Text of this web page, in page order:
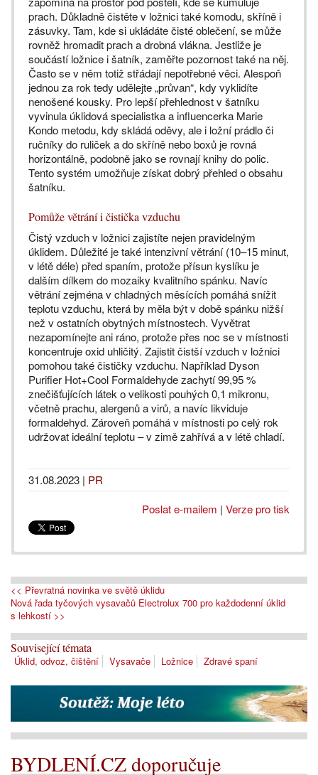
prach. Důkladně čistěte v ložnici také komodu, skříně i
zásuvky. Tam, kde si ukládáte čisté oblečení, se může
rovněž hromadit prach a drobná vlákna. Jestliže je
součástí ložnice i šatník, zaměřte pozornost také na něj.
Často se v něm totiž střádají nepotřebné věci. Alespoň
jednou za rok tedy udělejte „průvan“, kdy vyklidíte
nenošené kousky. Pro lepší přehlednost v šatníku
vyvinula úklidová specialistka a influencerka Marie
Kondo metodu, kdy skládá oděvy, ale i ložní prádlo či
ručníky do ruliček a do skříně nebo boxů je rovná
horizontálně, podobně jako se rovnají knihy do polic.
Tento systém umožňuje získat dobrý přehled o obsahu
šatníku.
Pomůže větrání i čistička vzduchu
Čistý vzduch v ložnici zajistíte nejen pravidelným
úklidem. Důležité je také intenzivní větrání (10–15 minut,
v létě déle) před spaním, protože přísun kyslíku je
dalším dílkem do mozaiky kvalitního spánku. Navíc
větrání zejména v chladných měsících pomáhá snížit
teplotu vzduchu, která by měla být v době spánku nižší
než v ostatních obytných místnostech. Vyvětrat
nezapomínejte ani ráno, protože přes noc se v místnosti
koncentruje oxid uhličitý. Zajistit čistší vzduch v ložnici
pomohou také čističky vzduchu. Například Dyson
Purifier Hot+Cool Formaldehyde zachytí 99,95 %
znečišťujících látek o velikosti pouhých 0,1 mikronu,
včetně prachu, alergenů a virů, a navíc likviduje
formaldehyd. Zároveň pomáhá v místnosti po celý rok
udržovat ideální teplotu – v zimě zahřívá a v létě chladí.
31.08.2023 | PR
Poslat e-mailem | Verze pro tisk
<< Převratná novinka ve světě úklidu
Nová řada tyčových vysavačů Electrolux 700 pro každodenní úklid
s lehkostí >>
Související témata
Úklid, odvoz, čištění Vysavače Ložnice Zdravé spaní
BYDLENÍ.CZ doporučuje